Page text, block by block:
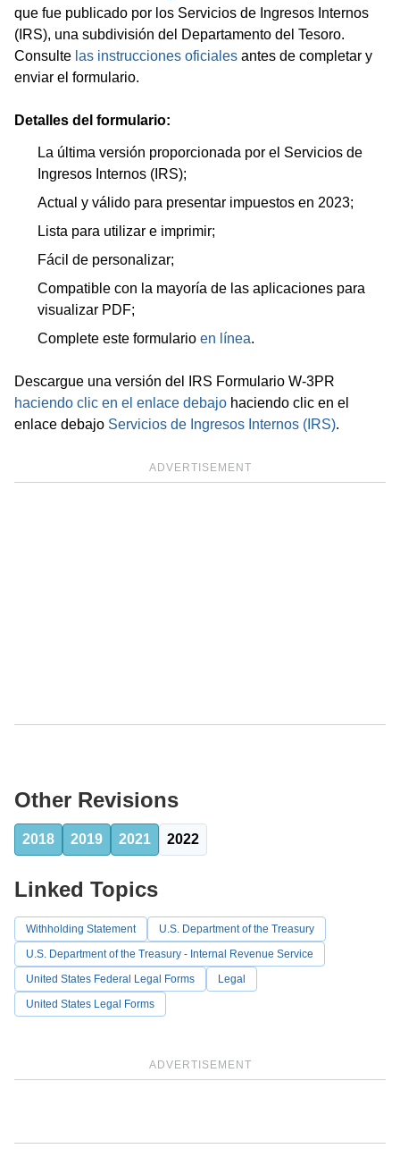
que fue publicado por los Servicios de Ingresos Internos
(IRS), una subdivisión del Departamento del Tesoro.
Consulte las instrucciones oficiales antes de completar y
enviar el formulario.
Detalles del formulario:
La última versión proporcionada por el Servicios de
Ingresos Internos (IRS);
Actual y válido para presentar impuestos en 2023;
Lista para utilizar e imprimir;
Fácil de personalizar;
Compatible con la mayoría de las aplicaciones para
visualizar PDF;
Complete este formulario en línea.
Descargue una versión del IRS Formulario W-3PR
haciendo clic en el enlace debajo haciendo clic en el
enlace debajo Servicios de Ingresos Internos (IRS).
ADVERTISEMENT
Other Revisions
2018 2019 2021 2022
ADVERTISEMENT
Linked Topics
Withholding Statement
U.S. Department of the Treasury
U.S. Department of the Treasury - Internal Revenue Service
United States Federal Legal Forms
Legal
United States Legal Forms